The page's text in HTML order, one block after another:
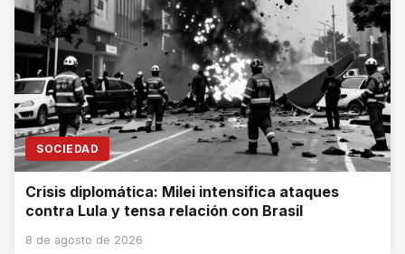
SOCIEDAD
Crisis diplomática: Milei intensifica ataques
contra Lula y tensa relación con Brasil
8 de agosto de 2026